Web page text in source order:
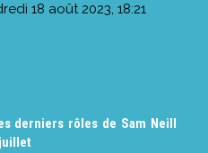
18 août 2023, 18:21
derniers rôles de Sam Neill